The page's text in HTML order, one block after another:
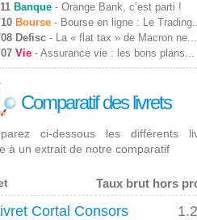
Monsieur
Monsieur
Monsieur
Banque - Orange Bank, c’est parti !
Bourse - Bourse en ligne : Le
Defisc - La « flat tax » de Macron ne...
Vie - Assurance vie : les bons plans...
Comparatif des livrets
ci-dessous les différents
à un extrait de notre comparatif
Taux brut hors
Cortal Consors